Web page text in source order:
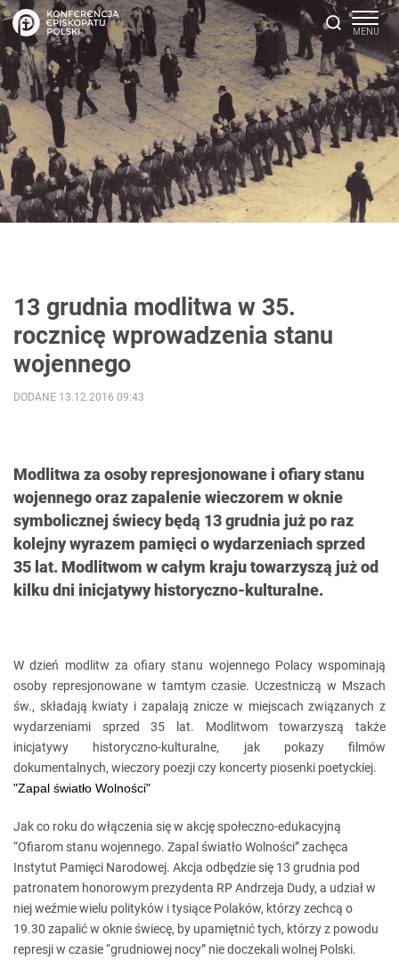
13 grudnia modlitwa w 35.
rocznicę wprowadzenia stanu
wojennego
Modlitwa za osoby represjonowane i ofiary stanu
wojennego oraz zapalenie wieczorem w oknie
symbolicznej świecy będą 13 grudnia już po raz
kolejny wyrazem pamięci o wydarzeniach sprzed
35 lat. Modlitwom w całym kraju towarzyszą już od
kilku dni inicjatywy historyczno-kulturalne.
DODANE 13.12.2016 09:43
W dzień modlitw za ofiary stanu wojennego Polacy wspominają
osoby represjonowane w tamtym czasie. Uczestniczą w Mszach
św., składają kwiaty i zapalają znicze w miejscach związanych z
wydarzeniami sprzed 35 lat. Modlitwom towarzyszą także
inicjatywy historyczno-kulturalne, jak pokazy filmów
dokumentalnych, wieczory poezji czy koncerty piosenki poetyckiej.
"Zapal światło Wolności"
Jak co roku do włączenia się w akcję społeczno-edukacyjną
“Ofiarom stanu wojennego. Zapal światło Wolności” zachęca
Instytut Pamięci Narodowej. Akcja odbędzie się 13 grudnia pod
patronatem honorowym prezydenta RP Andrzeja Dudy, a udział w
niej weźmie wielu polityków i tysiące Polaków, którzy zechcą o
19.30 zapalić w oknie świecę, by upamiętnić tych, którzy z powodu
represji w czasie “grudniowej nocy” nie doczekali wolnej Polski.